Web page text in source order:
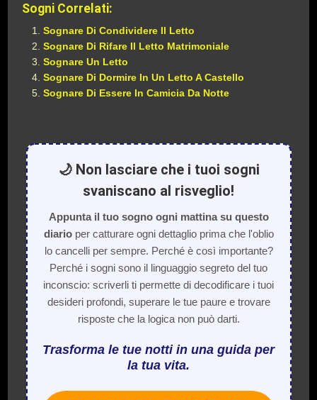
Sogni Correlati:
Sognare Di Condividere Il Letto
Sognare Di Rifare Il Letto Matrimoniale
Sognare Un Letto
Sognare Di Dormire In Un Letto A Castello
Sognare Di Essere In Camicia Da Notte
🌙 Non lasciare che i tuoi sogni
svaniscano al risveglio!
Appunta il tuo sogno ogni mattina su questo
diarioper catturare ogni dettaglio prima che l'oblio
lo cancelli per sempre. Perché è così importante?
Perché i sogni sono il linguaggio segreto del tuo
inconscio: scriverli ti permette di decodificare i tuoi
desideri profondi, superare le tue paure e trovare
risposte che la logica non può darti.
Trasforma le tue notti in una guida per
la tua vita.